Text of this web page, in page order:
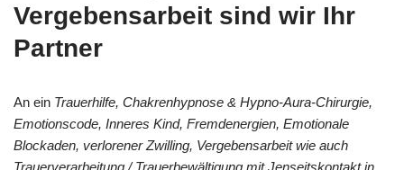
Vergebensarbeit sind wir Ihr
Partner
An ein Trauerhilfe, Chakrenhypnose & Hypno-Aura-Chirurgie,
Emotionscode, Inneres Kind, Fremdenergien, Emotionale
Blockaden, verlorener Zwilling, Vergebensarbeit wie auch
Trauerverarbeitung / Trauerbewältigung mit Jenseitskontakt in